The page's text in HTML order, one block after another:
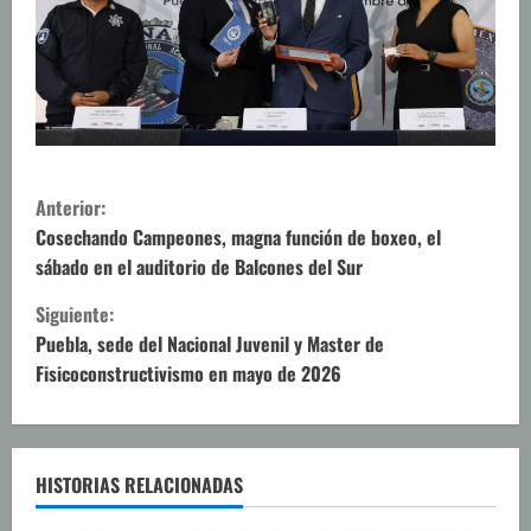
S
i
g
u
e
l
e
Anterior:
Cosechando Campeones, magna función de boxeo, el
sábado en el auditorio de Balcones del Sur
Siguiente:
Puebla, sede del Nacional Juvenil y Master de
Fisicoconstructivismo en mayo de 2026
HISTORIAS RELACIONADAS